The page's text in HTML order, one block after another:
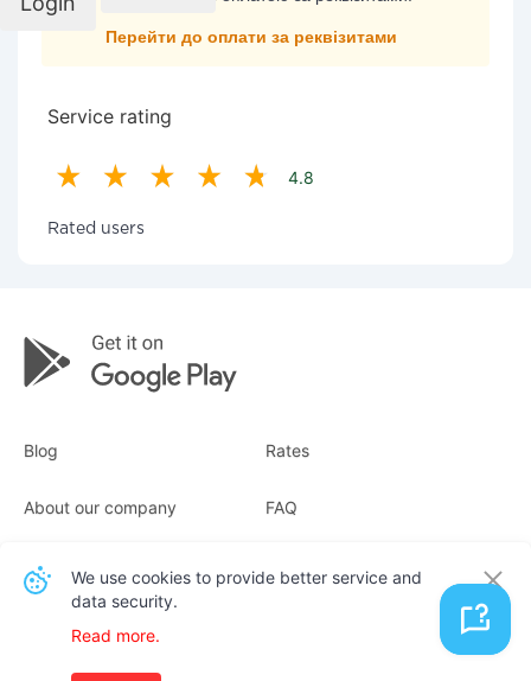
Перейти до оплати за реквізитами
Service rating
4.8
Rated users
Blog Rates
About our company
Receipts
FAQ
We use cookies to provide better service and
data security.
Read more.